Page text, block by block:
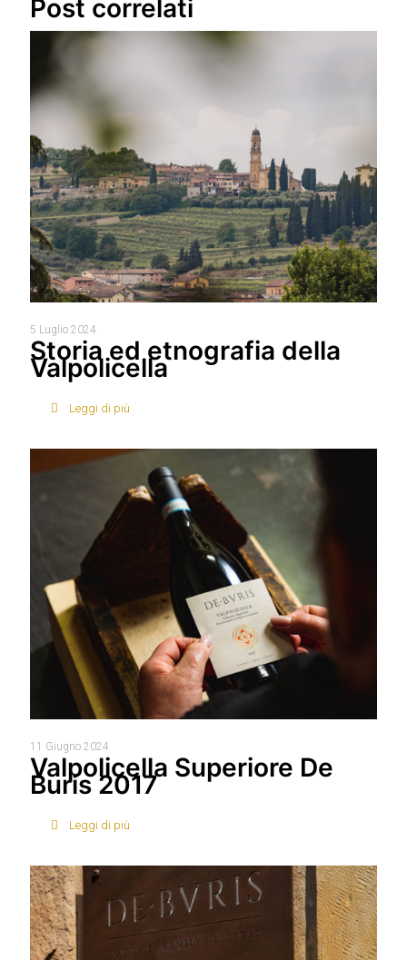
Post correlati
5 Luglio 2024
Storia ed etnografia della
Valpolicella
Leggi di più
11 Giugno 2024
Valpolicella Superiore De
Buris 2017
Leggi di più